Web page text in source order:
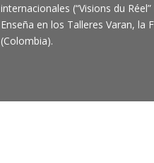
internacionales (“Visions du
Enseña en los Talleres Varan, la
(Colombia).